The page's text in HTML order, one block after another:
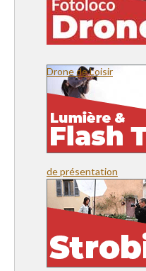
Drone de Loisir
de présentation